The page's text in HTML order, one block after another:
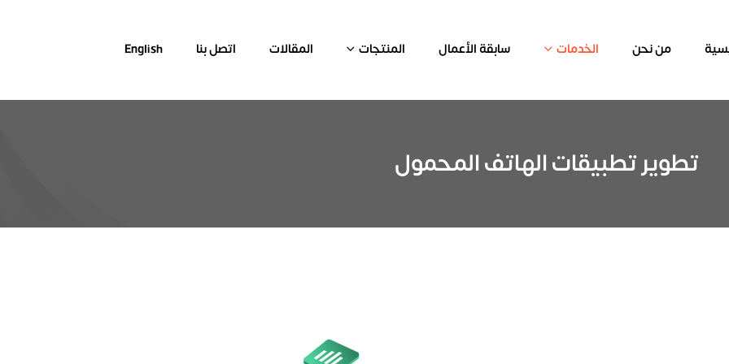
من نحن الخدمات سابقة الأعمال المنتجات المقالات اتصل بنا English
تطوير تطبيقات الهاتف المحمول